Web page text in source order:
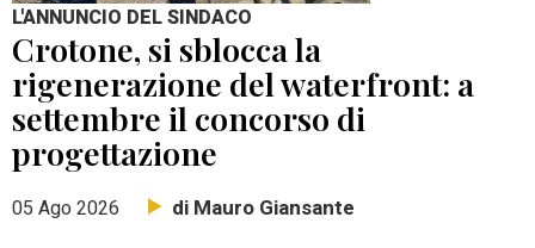
L'ANNUNCIO DEL SINDACO
Crotone, si sblocca la
rigenerazione del waterfront: a
settembre il concorso di
progettazione
05 Ago 2026 di Mauro Giansante